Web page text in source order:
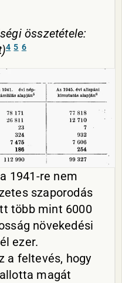
összetétele:
4 5 6
1941-re nem
szaporodás
több mint 6000
növekedési
ezer.
a feltevés, hogy
magát